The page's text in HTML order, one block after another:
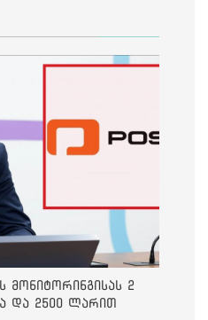
მონიტორინგისას 2
და 2500 ლარით